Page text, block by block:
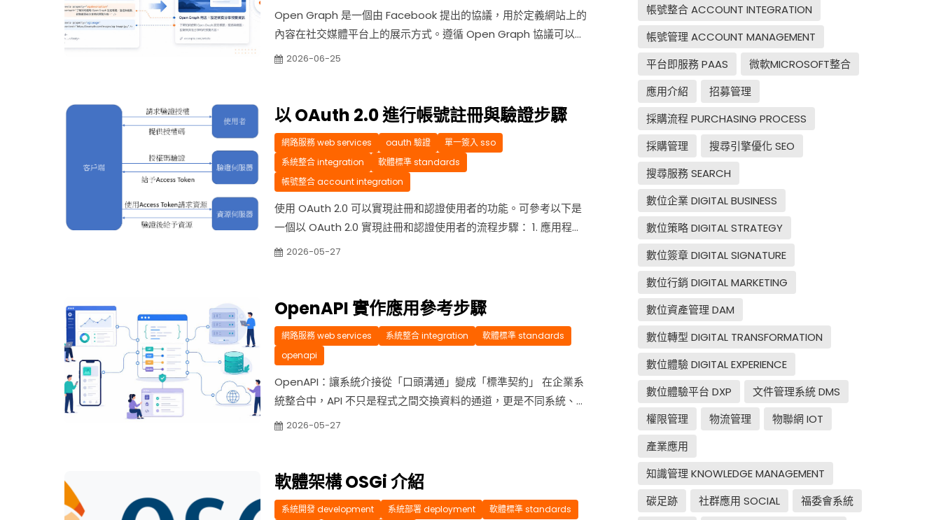
Open Graph 是一個由 Facebook 提出的協議，用於定義網站上的
內容在社交媒體平台上的展示方式。遵循 Open Graph 協議可以提
升網站在社交媒體平台上的展示效果，增加分享和互動，同時也對
Op...
2026-06-25
以 OAuth 2.0 進行帳號註冊與驗證步驟
網路服務 web services oauth 驗證
單一簽入 sso
系統整合 integration
軟體標準 standards
帳號整合 account integration
使用 OAuth 2.0 可以實現註冊和認證使用者的功能。可參考以下是
一個以 OAuth 2.0 實現註冊和認證使用者的流程步驟： 1. 應用程式
註冊： 前往所選的 OAuth 2.0 服務提供者（如 Google、
2026-05-27
OpenAPI 實作應用參考步驟
網路服務 web services 系統整合 integration
軟體標準 standards
openapi
OpenAPI：讓系統介接從「口頭溝通」變成「標準契約」 在企業系
統整合中，API 不只是程式之間交換資料的通道，更是不同系統、不
同團隊、甚至不同廠商之間協作的共同語言。當 API 數量增加後，
前後端開發認知不同等問題。 ...
2026-05-27
軟體架構 OSGi 介紹
系統開發 development 系統部署 deployment
軟體標準 standards
帳號整合 ACCOUNT INTEGRATION
帳號管理 ACCOUNT MANAGEMENT
平台即服務 PAAS
微軟MICROSOFT整合
應用介紹
招募管理
採購流程 PURCHASING PROCESS
採購管理
搜尋引擎優化 SEO
搜尋服務 SEARCH
數位企業 DIGITAL BUSINESS
數位策略 DIGITAL STRATEGY
數位簽章 DIGITAL SIGNATURE
數位行銷 DIGITAL MARKETING
數位資產管理 DAM
數位轉型 DIGITAL TRANSFORMATION
數位體驗 DIGITAL EXPERIENCE
數位體驗平台 DXP
文件管理系統 DMS
權限管理
物流管理
物聯網 IOT
產業應用
知識管理 KNOWLEDGE MANAGEMENT
碳足跡
社群應用 SOCIAL
福委會系統